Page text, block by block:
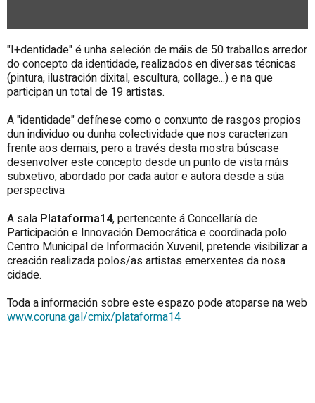
"I+dentidade" é unha seleción de máis de 50 traballos arredor
do concepto da identidade, realizados en diversas técnicas
(pintura, ilustración dixital, escultura, collage...) e na que
participan un total de 19 artistas.
A "identidade" defínese como o conxunto de rasgos propios
dun individuo ou dunha colectividade que nos caracterizan
frente aos demais, pero a través desta mostra búscase
desenvolver este concepto desde un punto de vista máis
subxetivo, abordado por cada autor e autora desde a súa
perspectiva
A sala Plataforma14, pertencente á Concellaría de
Participación e Innovación Democrática e coordinada polo
Centro Municipal de Información Xuvenil, pretende visibilizar a
creación realizada polos/as artistas emerxentes da nosa
cidade.
Toda a información sobre este espazo pode atoparse na web
www.coruna.gal/cmix/plataforma14